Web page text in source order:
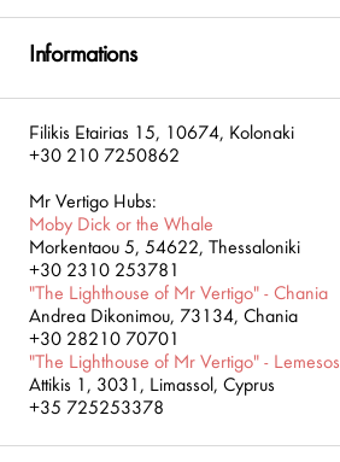
Informations
Filikis Etairias 15, 10674, Kolonaki
+30 210 7250862
Mr Vertigo Hubs:
Moby Dick or the Whale
Morkentaou 5, 54622, Thessaloniki
+30 2310 253781
"The Lighthouse of Mr Vertigo" - Chania
Andrea Dikonimou, 73134, Chania
+30 28210 70701
"The Lighthouse of Mr Vertigo" - Lemesos
Attikis 1, 3031, Limassol, Cyprus
+35 725253378